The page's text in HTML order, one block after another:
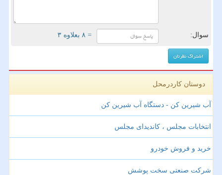
سوال: = ۸ بعلاوه ۳
دوستان کاردرمحل
آب شیرین کن - دستگاه آب شیرین کن
انتخابات مجلس ، کاندیدای مجلس
خرید و فروش خودرو
شرکت صنعتی سخت پوشش